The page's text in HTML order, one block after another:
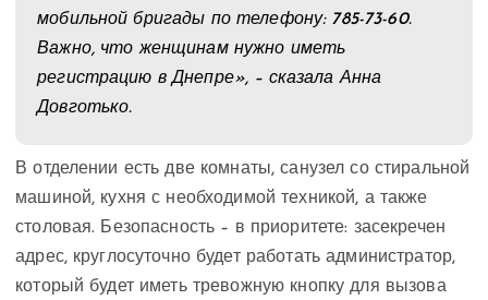
мобильной бригады по телефону: 785-73-60.
Важно, что женщинам нужно иметь
регистрацию в Днепре», – сказала Анна
Довготько.
В отделении есть две комнаты, санузел со стиральной
машиной, кухня с необходимой техникой, а также
столовая. Безопасность – в приоритете: засекречен
адрес, круглосуточно будет работать администратор,
который будет иметь тревожную кнопку для вызова